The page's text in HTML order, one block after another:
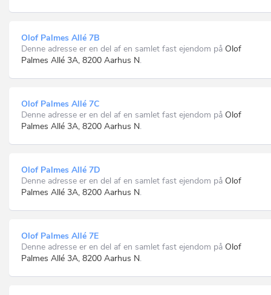
Olof Palmes Allé 7B
Denne adresse er en del af en samlet fast ejendom på Olof
Palmes Allé 3A, 8200 Aarhus N.
Olof Palmes Allé 7C
Denne adresse er en del af en samlet fast ejendom på Olof
Palmes Allé 3A, 8200 Aarhus N.
Olof Palmes Allé 7D
Denne adresse er en del af en samlet fast ejendom på Olof
Palmes Allé 3A, 8200 Aarhus N.
Olof Palmes Allé 7E
Denne adresse er en del af en samlet fast ejendom på Olof
Palmes Allé 3A, 8200 Aarhus N.